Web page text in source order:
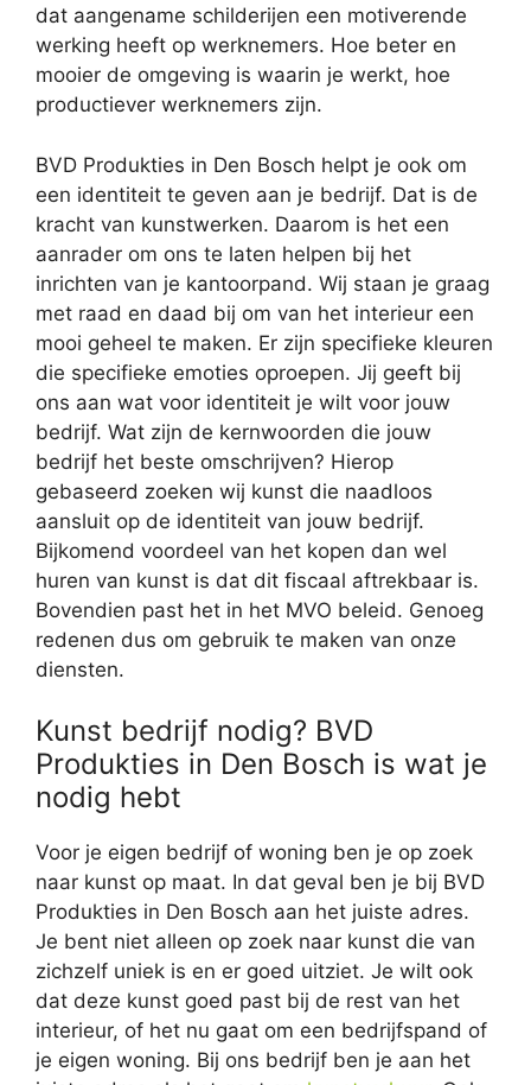
dat aangename schilderijen een motiverende
werking heeft op werknemers. Hoe beter en
mooier de omgeving is waarin je werkt, hoe
productiever werknemers zijn.
BVD Produkties in Den Bosch helpt je ook om
een identiteit te geven aan je bedrijf. Dat is de
kracht van kunstwerken. Daarom is het een
aanrader om ons te laten helpen bij het
inrichten van je kantoorpand. Wij staan je graag
met raad en daad bij om van het interieur een
mooi geheel te maken. Er zijn specifieke kleuren
die specifieke emoties oproepen. Jij geeft bij
ons aan wat voor identiteit je wilt voor jouw
bedrijf. Wat zijn de kernwoorden die jouw
bedrijf het beste omschrijven? Hierop
gebaseerd zoeken wij kunst die naadloos
aansluit op de identiteit van jouw bedrijf.
Bijkomend voordeel van het kopen dan wel
huren van kunst is dat dit fiscaal aftrekbaar is.
Bovendien past het in het MVO beleid. Genoeg
redenen dus om gebruik te maken van onze
diensten.
Kunst bedrijf nodig? BVD
Produkties in Den Bosch is wat je
nodig hebt
Voor je eigen bedrijf of woning ben je op zoek
naar kunst op maat. In dat geval ben je bij BVD
Produkties in Den Bosch aan het juiste adres.
Je bent niet alleen op zoek naar kunst die van
zichzelf uniek is en er goed uitziet. Je wilt ook
dat deze kunst goed past bij de rest van het
interieur, of het nu gaat om een bedrijfspand of
je eigen woning. Bij ons bedrijf ben je aan het